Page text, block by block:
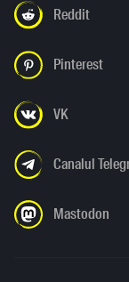
Reddit
Pinterest
VK
Canalul
Mastodon